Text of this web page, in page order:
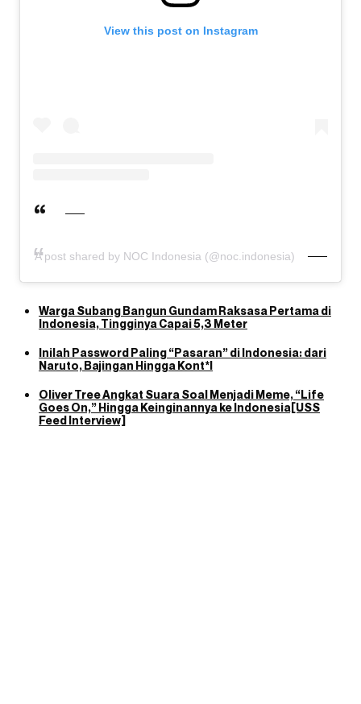
View this post on Instagram
A post shared by NOC Indonesia (@noc.indonesia)
Warga Subang Bangun Gundam Raksasa Pertama di
Indonesia, Tingginya Capai 5,3 Meter
Inilah Password Paling “Pasaran” di Indonesia: dari
Naruto, Bajingan Hingga Kont*l
Oliver Tree Angkat Suara Soal Menjadi Meme, “Life
Goes On,” Hingga Keinginannya ke Indonesia[USS
Feed Interview]